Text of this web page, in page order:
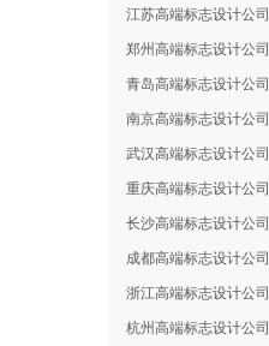
江苏高端标志设计公司
郑州高端标志设计公司
青岛高端标志设计公司
南京高端标志设计公司
武汉高端标志设计公司
重庆高端标志设计公司
长沙高端标志设计公司
成都高端标志设计公司
浙江高端标志设计公司
杭州高端标志设计公司